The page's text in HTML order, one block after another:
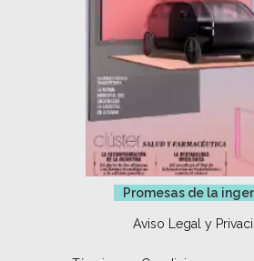
Promesas de la
Aviso Legal y